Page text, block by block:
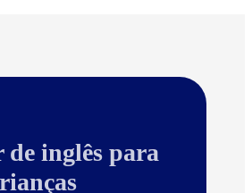
de inglês para